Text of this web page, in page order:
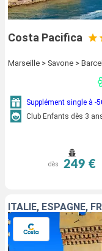
Costa Pacifica
Marseille > Savone >
Supplément single à -
Club Enfants dès 3
dès 249 €
ITALIE, ESPAGNE,